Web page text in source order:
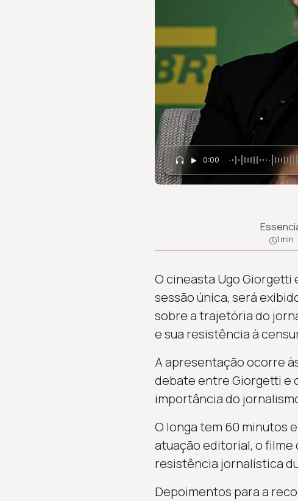
0:00
1 min
O cineasta Ugo
sessão única, será
sobre a trajetória do
e sua resistência à
A apresentação ocorre
debate entre Giorgetti e
importância do
O longa tem 60 minutos
atuação editorial, o filme
resistência jornalística
Depoimentos para a